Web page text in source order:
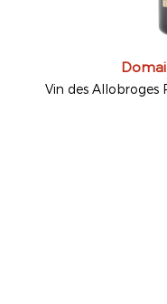
Vin des Allobroges